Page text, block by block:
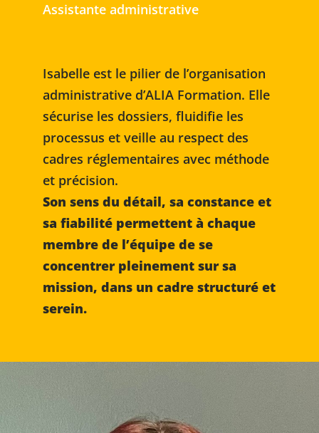
Assistante administrative
Isabelle est le pilier de l’organisation
administrative d’ALIA Formation. Elle
sécurise les dossiers, fluidifie les
processus et veille au respect des
cadres réglementaires avec méthode
et précision.
Son sens du détail, sa constance et
sa fiabilité permettent à chaque
membre de l’équipe de se
concentrer pleinement sur sa
mission, dans un cadre structuré et
serein.